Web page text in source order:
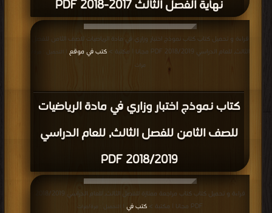
نهاية الفصل الثالث 2017-2018 PDF
كتاب نموذج اختبار وزاري في مادة الرياضيات
للصف الثامن للفصل الثالث, للعام الدراسي
2018/2019 PDF
قراءة و تحميل كتاب كتاب نموذج اختبار وزاري في مادة الرياضيات للصف الثامن للفصل
الثالث, للعام الدراسي 2018/2019 PDF مجانا | مكتبة >
كتب في موقع
| التحميل : مرة/
مرات
قراءة و تحميل كتاب كتاب مراجعة ممتازة للفصل الثالث, للعام الدراسي 2018/2019
PDF مجانا | مكتبة >
كتب في | التحميل : مرة/مرات